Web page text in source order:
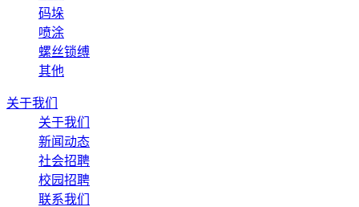
码垛
喷涂
螺丝锁缚
其他
关于我们
关于我们
新闻动态
社会招聘
校园招聘
联系我们